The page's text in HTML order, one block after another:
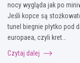
nocy wygląda jak po
Jeśli kopce są
tunel biegnie płytko pod
europaea, czyli kret…
Czytaj dalej